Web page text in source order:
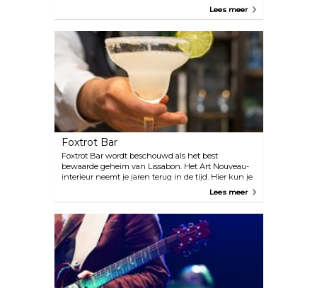
Lees meer
Foxtrot Bar
Foxtrot Bar wordt beschouwd als het best
bewaarde geheim van Lissabon. Het Art Nouveau-
interieur neemt je jaren terug in de tijd. Hier kun je
tot in de kleine uurtjes eten, want de keuken is tot
Lees meer